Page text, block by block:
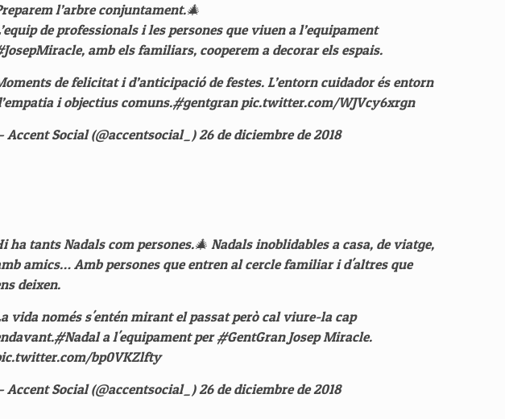
l’arbre conjuntament.🎄
de professionals i les persones que viuen a l’equipament
, amb els familiars, cooperem a decorar els espais.
de felicitat i d’anticipació de festes. L’entorn cuidador és entorn
i objectius comuns.#gentgran pic.twitter.com/WJVcy6xrgn
Accent Social (@accentsocial_)26 de diciembre de 2018
ha tants Nadals com persones.🎄 Nadals inoblidables a casa, de viatge,
amics… Amb persones que entren al cercle familiar i d'altres que
deixen.
vida només s'entén mirant el passat però cal viure-la cap
#Nadala l'equipament per#GentGranJosep Miracle.
bp0VKZlfty
Accent Social (@accentsocial_)26 de diciembre de 2018